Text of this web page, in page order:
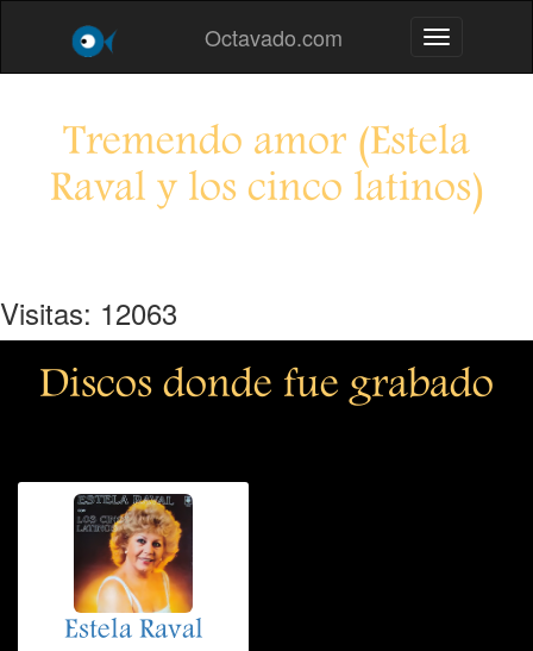
Octavado.com Toggle
Tremendo amor (Estela
Raval y los cinco latinos)
Visitas: 12063
Discos donde fue grabado
Estela Raval